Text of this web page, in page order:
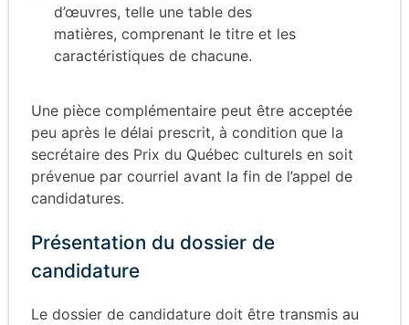
d’œuvres, telle une table des
matières, comprenant le titre et les
caractéristiques de chacune.
Une pièce complémentaire peut être acceptée
peu après le délai prescrit, à condition que la
secrétaire des Prix du Québec culturels en soit
prévenue par courriel avant la fin de l’appel de
candidatures.
Présentation du dossier de
candidature
Le dossier de candidature doit être transmis au